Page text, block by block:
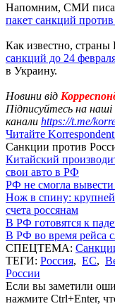
Напомним, СМИ
пакет санкций
Как известно,
санкций до 24
в Украину.
Новини від
Підписуйтесь на наші
канали https://t.me/
Читайте
Санкции против
Китайский
свои авто в РФ
РФ не смогла
Нож в спину:
счета россянам
В РФ готовятся к
В РФ во время рейса
СПЕЦТЕМА:
ТЕГИ: Россия, ЕС,
России
Если вы заметили
нажмите Ctrl+Enter,